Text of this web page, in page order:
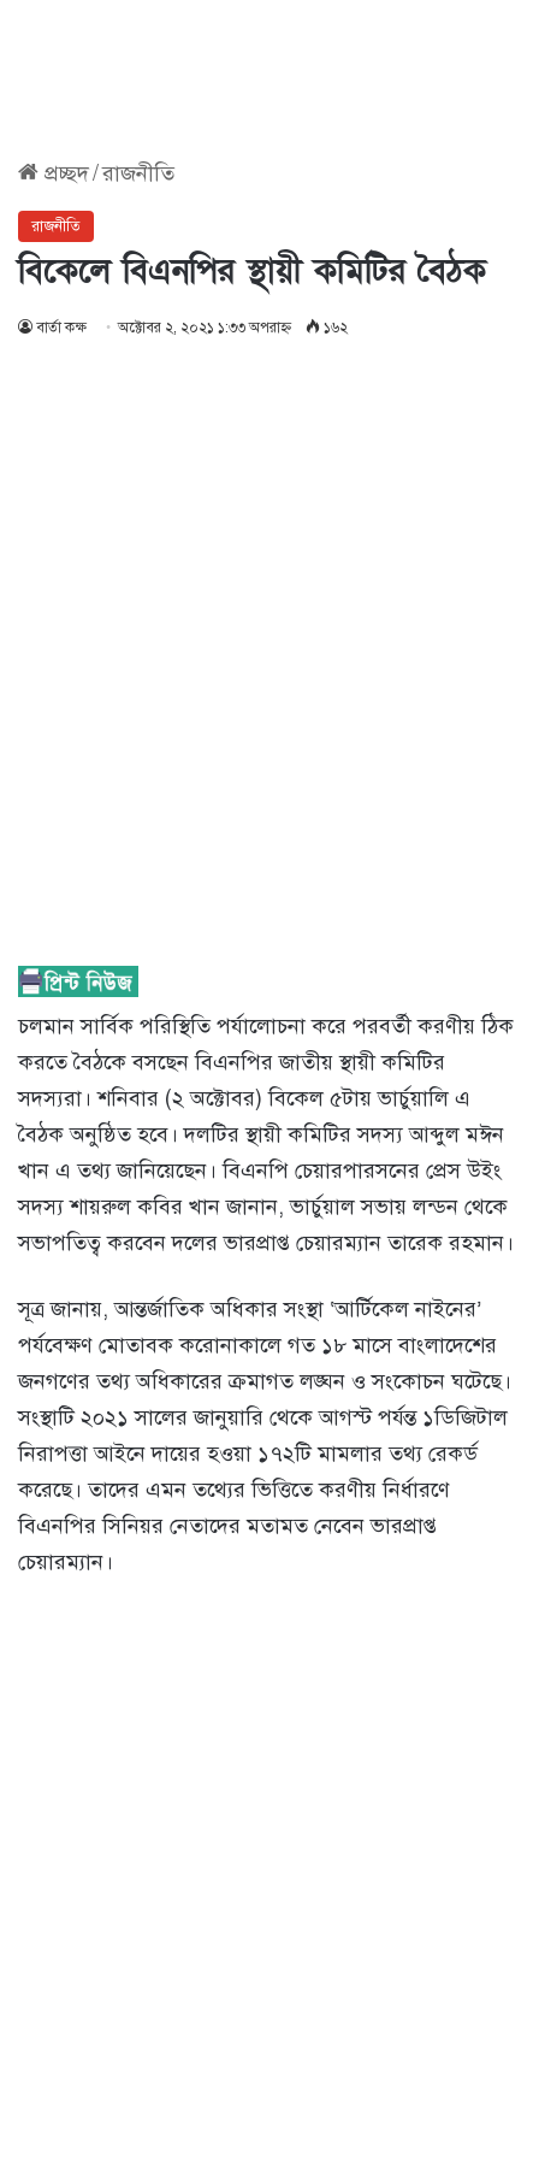
প্রচ্ছদ/রাজনীতি
রাজনীতি
বিকেলে বিএনপির স্থায়ী কমিটির বৈঠক
বার্তা কক্ষ অক্টোবর ২, ২০২১ ১:৩৩ অপরাহ্ণ ১৬২
চলমান সার্বিক পরিস্থিতি পর্যালোচনা করে পরবর্তী করণীয় ঠিক
করতে বৈঠকে বসছেন বিএনপির জাতীয় স্থায়ী কমিটির
সদস্যরা। শনিবার (২ অক্টোবর) বিকেল ৫টায় ভার্চুয়ালি এ
বৈঠক অনুষ্ঠিত হবে। দলটির স্থায়ী কমিটির সদস্য আব্দুল মঈন
খান এ তথ্য জানিয়েছেন। বিএনপি চেয়ারপারসনের প্রেস উইং
সদস্য শায়রুল কবির খান জানান, ভার্চুয়াল সভায় লন্ডন থেকে
সভাপতিত্ব করবেন দলের ভারপ্রাপ্ত চেয়ারম্যান তারেক রহমান।
সূত্র জানায়, আন্তর্জাতিক অধিকার সংস্থা ‘আর্টিকেল নাইনের’
পর্যবেক্ষণ মোতাবক করোনাকালে গত ১৮ মাসে বাংলাদেশের
জনগণের তথ্য অধিকারের ক্রমাগত লঙ্ঘন ও সংকোচন ঘটেছে।
সংস্থাটি ২০২১ সালের জানুয়ারি থেকে আগস্ট পর্যন্ত ১ডিজিটাল
নিরাপত্তা আইনে দায়ের হওয়া ১৭২টি মামলার তথ্য রেকর্ড
করেছে। তাদের এমন তথ্যের ভিত্তিতে করণীয় নির্ধারণে
বিএনপির সিনিয়র নেতাদের মতামত নেবেন ভারপ্রাপ্ত
চেয়ারম্যান।